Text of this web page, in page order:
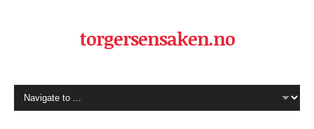
torgersensaken.no